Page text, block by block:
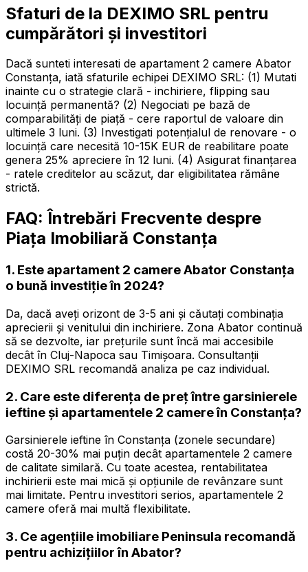
Sfaturi de la DEXIMO SRL pentru
cumpărători și investitori
Dacă sunteti interesati de apartament 2 camere Abator
Constanța, iată sfaturile echipei DEXIMO SRL: (1) Mutati
inainte cu o strategie clară - inchiriere, flipping sau
locuință permanentă? (2) Negociati pe bază de
comparabilități de piață - cere raportul de valoare din
ultimele 3 luni. (3) Investigati potenţialul de renovare - o
locuință care necesită 10-15K EUR de reabilitare poate
genera 25% apreciere în 12 luni. (4) Asigurat finanțarea
- ratele creditelor au scăzut, dar eligibilitatea rămâne
strictă.
FAQ: Întrebări Frecvente despre
Piața Imobiliară Constanța
1. Este apartament 2 camere Abator Constanța
o bună investiție în 2024?
Da, dacă aveți orizont de 3-5 ani și căutați combinația
aprecierii și venitului din inchiriere. Zona Abator continuă
să se dezvolte, iar prețurile sunt încă mai accesibile
decât în Cluj-Napoca sau Timișoara. Consultanții
DEXIMO SRL recomandă analiza pe caz individual.
2. Care este diferența de preț între garsinierele
ieftine și apartamentele 2 camere în Constanța?
Garsinierele ieftine în Constanța (zonele secundare)
costă 20-30% mai puțin decât apartamentele 2 camere
de calitate similară. Cu toate acestea, rentabilitatea
inchirierii este mai mică și opțiunile de revânzare sunt
mai limitate. Pentru investitori serios, apartamentele 2
camere oferă mai multă flexibilitate.
3. Ce agențiile imobiliare Peninsula recomandă
pentru achizițiilor în Abator?